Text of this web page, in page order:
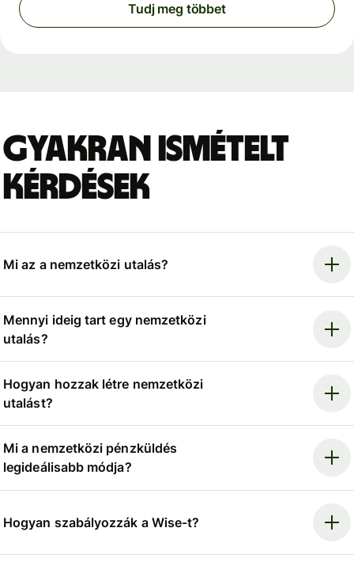
Tudj meg többet
Gyakran ismételt
kérdések
Mi az a nemzetközi utalás?
Mennyi ideig tart egy nemzetközi
utalás?
Hogyan hozzak létre nemzetközi
utalást?
Mi a nemzetközi pénzküldés
legideálisabb módja?
Hogyan szabályozzák a Wise-t?